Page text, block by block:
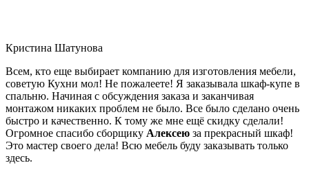
Кристина Шатунова
Всем, кто еще выбирает компанию для изготовления мебели,
советую Кухни мол! Не пожалеете! Я заказывала шкаф-купе в
спальню. Начиная с обсуждения заказа и заканчивая
монтажом никаких проблем не было. Все было сделано очень
быстро и качественно. К тому же мне ещё скидку сделали!
Огромное спасибо сборщику Алексею за прекрасный шкаф!
Это мастер своего дела! Всю мебель буду заказывать только
здесь.